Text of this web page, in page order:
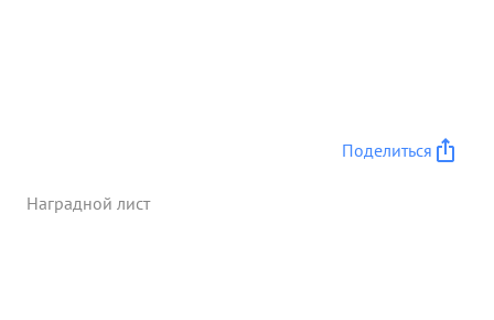
Поделиться
Наградной лист